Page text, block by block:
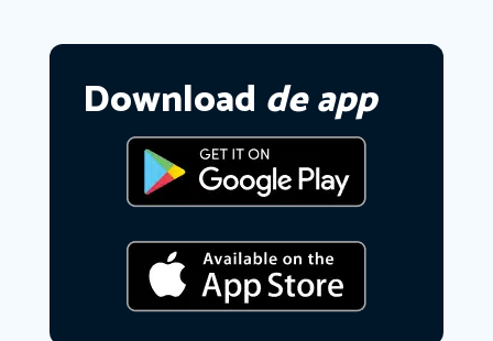
Download de app